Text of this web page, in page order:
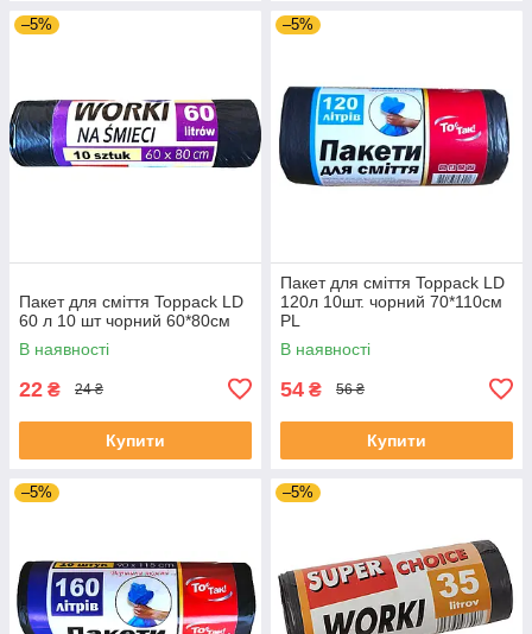
–5%
Пакет для сміття Toppack LD
60 л 10 шт чорний 60*80см
В наявності
22 ₴ 24 ₴
Купити
–5%
Пакет для сміття Toppack LD
120л 10шт. чорний 70*110см
PL
В наявності
54 ₴ 56 ₴
Купити
–5% –5%